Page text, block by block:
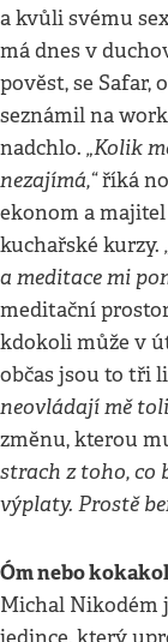
a kvůli svému
má dnes v
pověst, se Safar,
seznámil na
nadchlo. „Kolik
nezajímá,“říká
ekonom a
kuchařské kurzy.
a meditace mi
meditační
kdokoli může v
občas jsou to tři
neovládají mě
změnu, kterou
strach z toho, co
výplaty. Prostě
Óm nebo
Michal Nikodém